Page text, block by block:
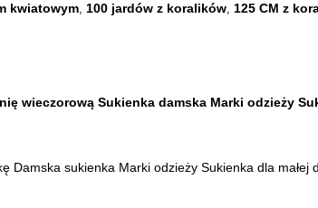
kwiatowym, 100 jardów z koralików, 125 CM z
wieczorową Sukienka damska Marki odzieży
sukienka Marki odzieży Sukienka dla małej